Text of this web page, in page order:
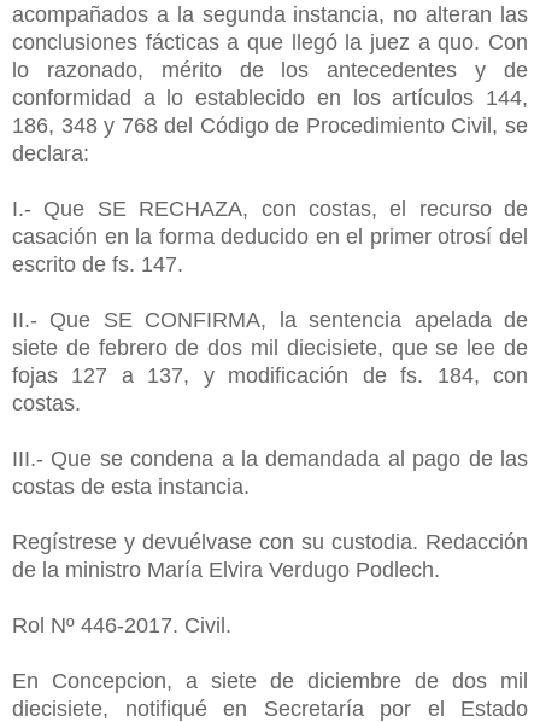
acompañados a la segunda instancia, no alteran las
conclusiones fácticas a que llegó la juez a quo. Con
lo razonado, mérito de los antecedentes y de
conformidad a lo establecido en los artículos 144,
186, 348 y 768 del Código de Procedimiento Civil, se
declara:
I.- Que SE RECHAZA, con costas, el recurso de
casación en la forma deducido en el primer otrosí del
escrito de fs. 147.
II.- Que SE CONFIRMA, la sentencia apelada de
siete de febrero de dos mil diecisiete, que se lee de
fojas 127 a 137, y modificación de fs. 184, con
costas.
III.- Que se condena a la demandada al pago de las
costas de esta instancia.
Regístrese y devuélvase con su custodia. Redacción
de la ministro María Elvira Verdugo Podlech.
Rol Nº 446-2017. Civil.
En Concepcion, a siete de diciembre de dos mil
diecisiete, notifiqué en Secretaría por el Estado